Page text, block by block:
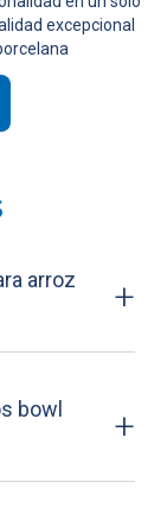
excepcional
arroz
+
bowl
+